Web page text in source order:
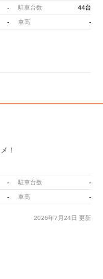
- 駐車台数 44台
- 車高 -
！
- 駐車台数 -
- 車高 -
2026年7月24日 更新